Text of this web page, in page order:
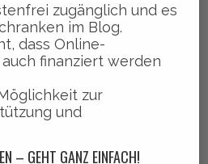
zugänglich und es
im Blog.
dass Online-
finanziert werden
zur
und
– GEHT GANZ EINFACH!